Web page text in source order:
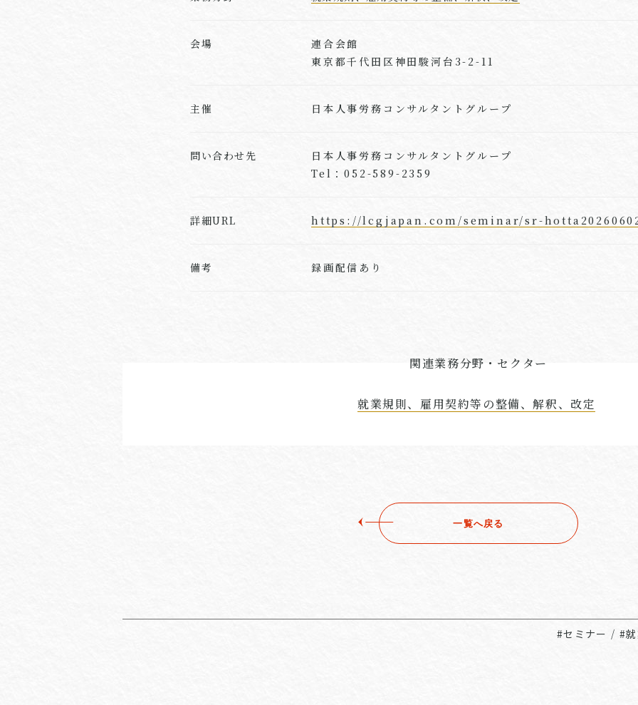
会場
連合会館
東京都千代田区神田駿河台3-2-11
主催 日本人事労務コンサルタントグループ
問い合わせ先
日本人事労務コンサルタントグループ
Tel：052-589-2359
詳細URL https://lcgjapan.com/seminar/sr-
備考 録画配信あり
関連業務分野・セクター
就業規則、雇用契約等の整備、解釈、改定
一覧へ戻る
#セミナー / #